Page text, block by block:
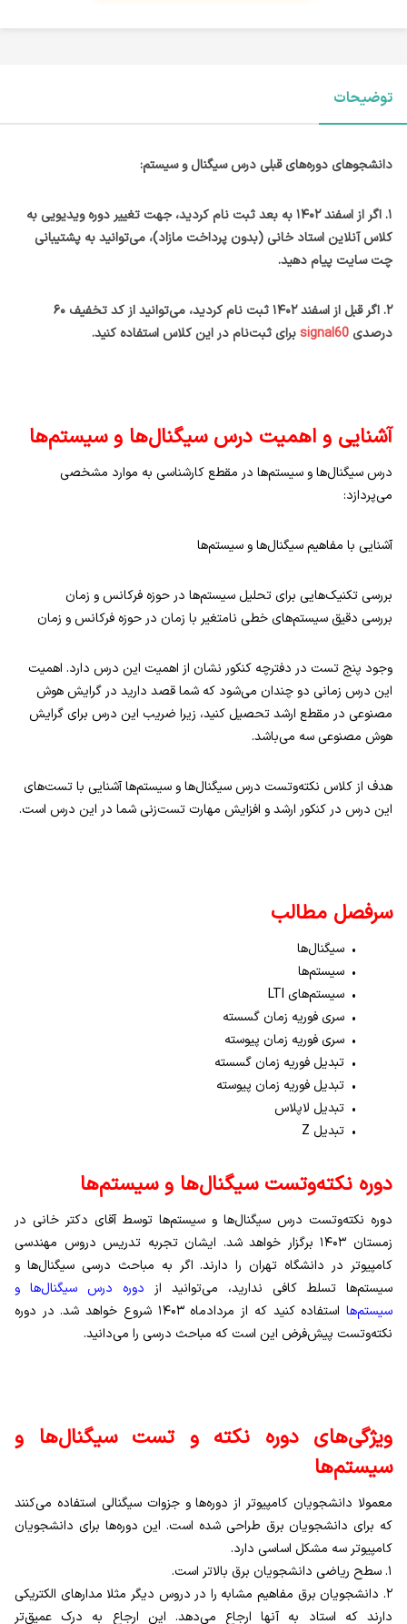
توضیحات
دانشجوهای دوره‌های قبلی درس سیگنال و سیستم:
۱. اگر از اسفند ۱۴۰۲ به بعد ثبت نام کردید، جهت تغییر دوره ویدیویی به
کلاس آنلاین استاد خانی (بدون پرداخت مازاد)، می‌توانید به پشتیبانی
چت سایت پیام دهید.
۲. اگر قبل از اسفند ۱۴۰۲ ثبت نام کردید، می‌توانید از کد تخفیف ۶۰
درصدی signal60برای ثبت‌نام در این کلاس استفاده کنید.
آشنایی و اهمیت درس سیگنال‌‌ها و سیستم‌ها
درس سیگنال‌ها و سیستم‌ها در مقطع کارشناسی به موارد مشخصی
می‌پردازد:
آشنایی با مفاهیم سیگنال‌ها و سیستم‌ها
بررسی تکنیک‌هایی برای تحلیل سیستم‌ها در حوزه فرکانس و زمان
بررسی دقیق سیستم‌های خطی نامتغیر با زمان در حوزه فرکانس و زمان
وجود پنج تست در دفترچه کنکور نشان از اهمیت این درس دارد. اهمیت
این درس زمانی دو چندان می‌شود که شما قصد دارید در گرایش هوش
مصنوعی در مقطع ارشد تحصیل کنید، زیرا ضریب این درس برای گرایش
هوش مصنوعی سه می‌باشد.
هدف از کلاس‌ نکته‌وتست درس سیگنال‌ها و سیستم‌ها آشنایی با تست‌های
این درس در کنکور ارشد و افزایش مهارت تست‌زنی شما در این درس است.
سرفصل‌ مطالب
• سیگنال‌ها
• سیستم‌ها
• سیستم‌های LTI
• سری فوریه زمان گسسته
• سری فوریه زمان پیوسته
• تبدیل فوریه زمان گسسته
• تبدیل فوریه زمان پیوسته
• تبدیل لاپلاس
• تبدیل Z
دوره نکته‌وتست سیگنال‌ها و سیستم‌ها
دوره نکته‌وتست درس سیگنال‌‌ها و سیستم‌ها توسط آقای دکتر خانی در
زمستان ۱۴۰۳برگزار خواهد شد. ایشان تجربه تدریس دروس مهندسی
کامپیوتر در دانشگاه تهران را دارند. اگر به مباحث درسی سیگنال‌ها و
سیستم‌ها تسلط کافی ندارید، می‌توانید از دوره درس سیگنال‌ها و
سیستم‌هااستفاده کنید که از مرداد‌ماه۱۴۰۳ شروع خواهد شد. در دوره
نکته‌وتست پیش‌فرض این است که مباحث درسی را می‌دانید.
ویژگی‌های دوره نکته و تست سیگنال‌ها و
سیستم‌ها
معمولا دانشجویان کامپیوتر از دوره‌ها و جزوات سیگنالی استفاده می‌کنند
که برای دانشجویان برق طراحی شده است. این دوره‌ها برای دانشجویان
کامپیوتر سه مشکل اساسی دارد.
۱. سطح ریاضی دانشجویان برق بالاتر است.
۲. دانشجویان برق مفاهیم مشابه را در دروس دیگر مثلا مدارهای الکتریکی
دارند که استاد به آنها ارجاع می‌دهد. این ارجاع به درک عمیق‌تر